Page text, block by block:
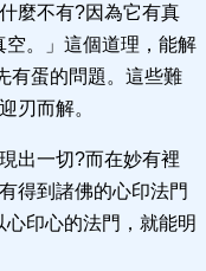
麼不有?因為它有真
。」這個道理，能解
有蛋的問題。這些難
刃而解。
出一切?而在妙有裡
得到諸佛的心印法門
印心的法門，就能明